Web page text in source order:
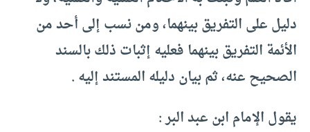
دليل على التفريق بينهما، ومن نسب إلى أحد من
الأئمة التفريق بينهما فعليه إثبات ذلك بالسند
الصحيح عنه، ثم بيان دليله المستند إليه .
يقول الإمام ابن عبد البر :